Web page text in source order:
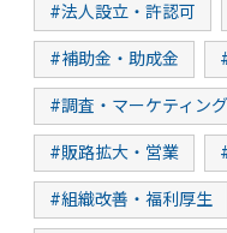
#法人設立・許認可
#補助金・助成金
#調査・マーケティン
#販路拡大・営業
#組織改善・福利厚生